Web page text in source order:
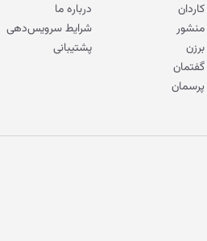
کاردان
منشور
برزن
گفتمان
پرسمان
درباره ما
شرایط سرویس‌دهی
پشتیبانی